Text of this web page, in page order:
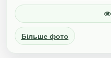
Більше фото